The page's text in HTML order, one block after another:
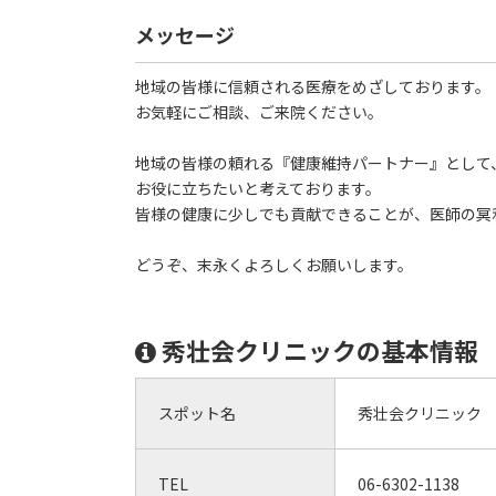
メッセージ
地域の皆様に信頼される医療をめざしております。
お気軽にご相談、ご来院ください。
地域の皆様の頼れる『健康維持パートナー』として、
お役に立ちたいと考えております。
皆様の健康に少しでも貢献できることが、医師の冥
どうぞ、末永くよろしくお願いします。
秀壮会クリニックの基本情報
スポット名 秀壮会クリニック
TEL 06-6302-1138